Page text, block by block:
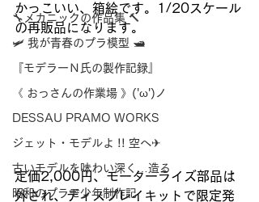
🔧メカニックの作品集 🔨
🛩 我が青春のプラ模型 🛥
『モデラーＮ氏の製作記録』
《 おっさんの作業場 》('ω')ノ
DESSAU PRAMO WORKS
ジェット・モデルよ !! 空へ✈
古いモデルを味わい深く…造る
昭和のプラモ少年制作記
かっこいい、箱絵です。1/20スケール
の再販品になります。
定価2,000円、モーターライズ部品は
外され、ディスプレイキットで限定発